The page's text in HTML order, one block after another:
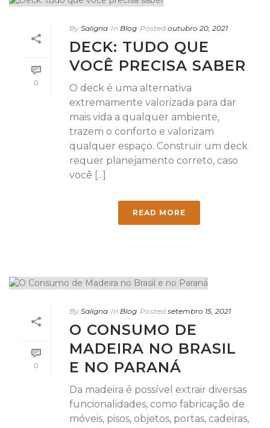
0
By Saligna In Blog Posted outubro 20, 2021
DECK: TUDO QUE
VOCÊ PRECISA SABER
O deck é uma alternativa
extremamente valorizada para dar
mais vida a qualquer ambiente,
trazem o conforto e valorizam
qualquer espaço. Construir um deck
requer planejamento correto, caso
você [...]
READ MORE
0
By Saligna In Blog Posted setembro 15, 2021
O CONSUMO DE
MADEIRA NO BRASIL
E NO PARANÁ
Da madeira é possível extrair diversas
funcionalidades, como fabricação de
móveis, pisos, objetos, portas, cadeiras,